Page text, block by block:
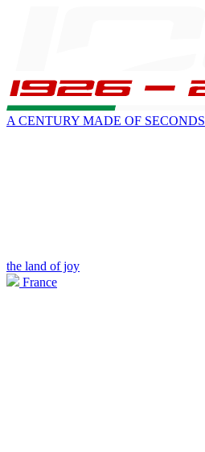
A CENTURY MADE OF SECONDS
the land of joy
France